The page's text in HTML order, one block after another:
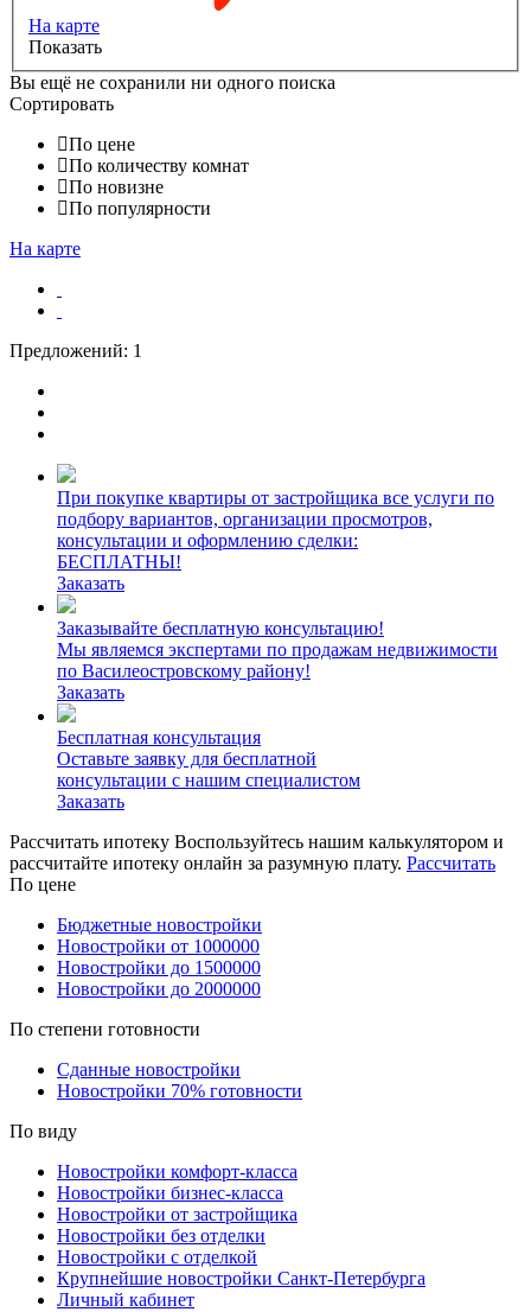
На карте
Показать
Вы ещё не сохранили ни одного поиска
Сортировать
По цене
По количеству комнат
По новизне
По популярности
На карте
Предложений: 1
При покупке квартиры от застройщика все услуги по
подбору вариантов, организации просмотров,
консультации и оформлению сделки:
БЕСПЛАТНЫ!
Заказать
Заказывайте бесплатную консультацию!
Мы являемся экспертами по продажам недвижимости
по Василеостровскому району!
Заказать
Бесплатная консультация
Оставьте заявку для бесплатной
консультации с нашим специалистом
Заказать
Рассчитать ипотеку Воспользуйтесь нашим калькулятором и
рассчитайте ипотеку онлайн за разумную плату. Рассчитать
По цене
Бюджетные новостройки
Новостройки от 1000000
Новостройки до 1500000
Новостройки до 2000000
По степени готовности
Сданные новостройки
Новостройки 70% готовности
По виду
Новостройки комфорт-класса
Новостройки бизнес-класса
Новостройки от застройщика
Новостройки без отделки
Новостройки с отделкой
Крупнейшие новостройки Санкт-Петербурга
Личный кабинет